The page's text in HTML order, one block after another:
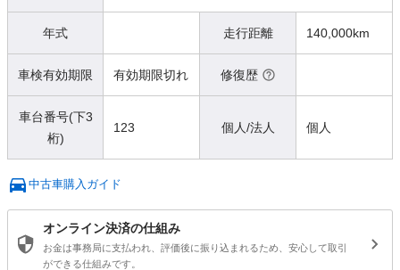
年式 走行距離 140,000km
車検有効期限 有効期限切れ 修復歴
車台番号(下3
桁)
123 個人/法人 個人
中古車購入ガイド
オンライン決済の仕組み
お金は事務局に支払われ、評価後に振り込まれるため、安心して取引
ができる仕組みです。